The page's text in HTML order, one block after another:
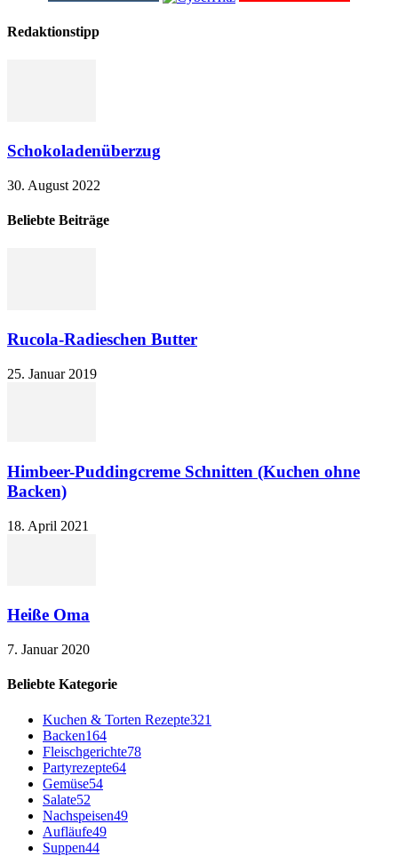
Redaktionstipp
Schokoladenüberzug
30. August 2022
Beliebte Beiträge
Rucola-Radieschen Butter
25. Januar 2019
Himbeer-Puddingcreme Schnitten (Kuchen ohne
Backen)
18. April 2021
Heiße Oma
7. Januar 2020
Beliebte Kategorie
Kuchen & Torten Rezepte321
Backen164
Fleischgerichte78
Partyrezepte64
Gemüse54
Salate52
Nachspeisen49
Aufläufe49
Suppen44